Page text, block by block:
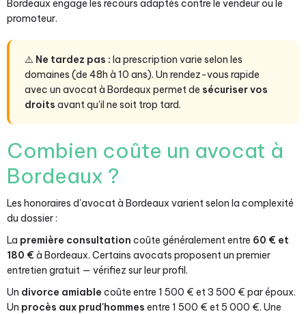
Bordeaux engage les recours adaptés contre le vendeur ou le
promoteur.
⚠️ Ne tardez pas : la prescription varie selon les
domaines (de 48h à 10 ans). Un rendez-vous rapide
avec un avocat à Bordeaux permet de sécuriser vos
droits avant qu'il ne soit trop tard.
Combien coûte un avocat à
Bordeaux ?
Les honoraires d'avocat à Bordeaux varient selon la complexité
du dossier :
La première consultation coûte généralement entre 60 € et
180 € à Bordeaux. Certains avocats proposent un premier
entretien gratuit — vérifiez sur leur profil.
Un divorce amiable coûte entre 1 500 € et 3 500 € par époux.
Un procès aux prud'hommes entre 1 500 € et 5 000 €. Une